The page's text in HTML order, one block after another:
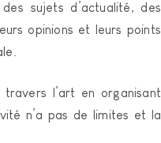
sujets d’actualité, des
opinions et leurs points
l’art en organisant
n’a pas de limites et la